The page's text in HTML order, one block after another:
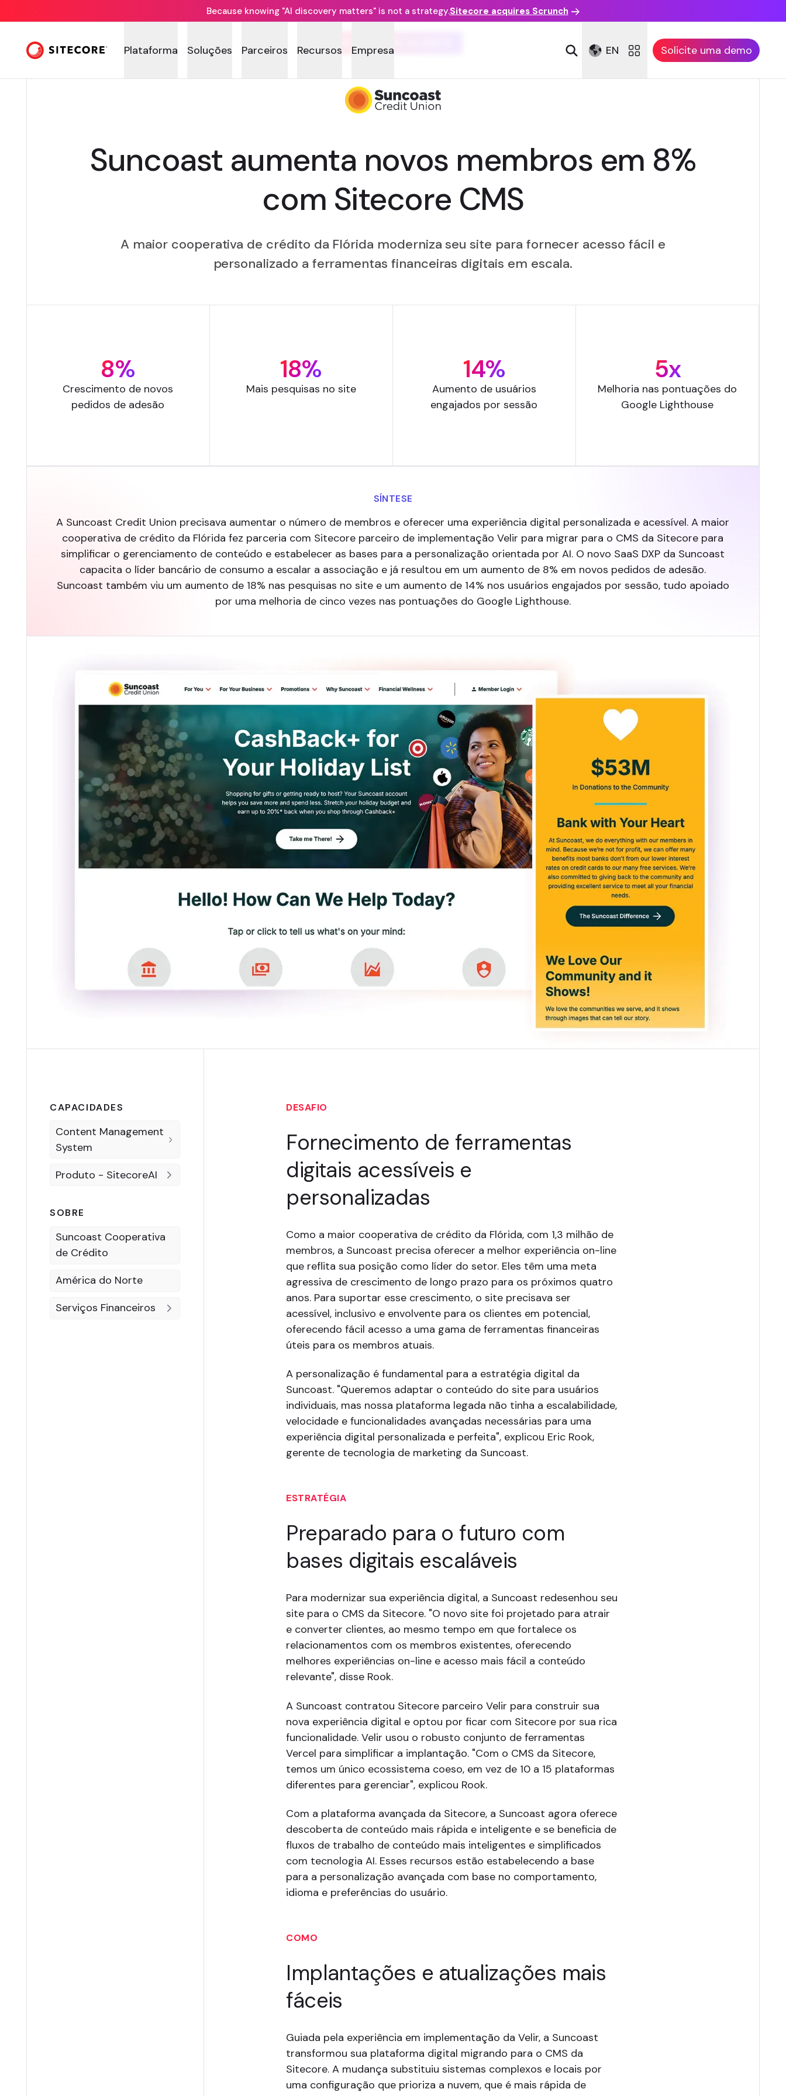
Because knowing "AI discovery matters" is not a strategy.Sitecore acquires Scrunch
Plataforma Soluções Parceiros Recursos Empresa EN Solicite uma demo
Suncoast aumenta novos membros em 8%
com Sitecore CMS
A maior cooperativa de crédito da Flórida moderniza seu site para fornecer acesso fácil e
personalizado a ferramentas financeiras digitais em escala.
8%
Crescimento de novos
pedidos de adesão
18%
Mais pesquisas no site
14%
Aumento de usuários
engajados por sessão
5x
Melhoria nas pontuações do
Google Lighthouse
SÍNTESE
A Suncoast Credit Union precisava aumentar o número de membros e oferecer uma experiência digital personalizada e acessível. A maior
cooperativa de crédito da Flórida fez parceria com Sitecore parceiro de implementação Velir para migrar para o CMS da Sitecore para
simplificar o gerenciamento de conteúdo e estabelecer as bases para a personalização orientada por AI. O novo SaaS DXP da Suncoast
capacita o líder bancário de consumo a escalar a associação e já resultou em um aumento de 8% em novos pedidos de adesão.
Suncoast também viu um aumento de 18% nas pesquisas no site e um aumento de 14% nos usuários engajados por sessão, tudo apoiado
por uma melhoria de cinco vezes nas pontuações do Google Lighthouse.
CAPACIDADES
Content Management
System
Produto - SitecoreAI
SOBRE
Suncoast Cooperativa
de Crédito
América do Norte
Serviços Financeiros
DESAFIO
Fornecimento de ferramentas
digitais acessíveis e
personalizadas
Como a maior cooperativa de crédito da Flórida, com 1,3 milhão de
membros, a Suncoast precisa oferecer a melhor experiência on-line
que reflita sua posição como líder do setor. Eles têm uma meta
agressiva de crescimento de longo prazo para os próximos quatro
anos. Para suportar esse crescimento, o site precisava ser
acessível, inclusivo e envolvente para os clientes em potencial,
oferecendo fácil acesso a uma gama de ferramentas financeiras
úteis para os membros atuais.
A personalização é fundamental para a estratégia digital da
Suncoast. "Queremos adaptar o conteúdo do site para usuários
individuais, mas nossa plataforma legada não tinha a escalabilidade,
velocidade e funcionalidades avançadas necessárias para uma
experiência digital personalizada e perfeita", explicou Eric Rook,
gerente de tecnologia de marketing da Suncoast.
ESTRATÉGIA
Preparado para o futuro com
bases digitais escaláveis
Para modernizar sua experiência digital, a Suncoast redesenhou seu
site para o CMS da Sitecore. "O novo site foi projetado para atrair
e converter clientes, ao mesmo tempo em que fortalece os
relacionamentos com os membros existentes, oferecendo
melhores experiências on-line e acesso mais fácil a conteúdo
relevante", disse Rook.
A Suncoast contratou Sitecore parceiro Velir para construir sua
nova experiência digital e optou por ficar com Sitecore por sua rica
funcionalidade. Velir usou o robusto conjunto de ferramentas
Vercel para simplificar a implantação. "Com o CMS da Sitecore,
temos um único ecossistema coeso, em vez de 10 a 15 plataformas
diferentes para gerenciar", explicou Rook.
Com a plataforma avançada da Sitecore, a Suncoast agora oferece
descoberta de conteúdo mais rápida e inteligente e se beneficia de
fluxos de trabalho de conteúdo mais inteligentes e simplificados
com tecnologia AI. Esses recursos estão estabelecendo a base
para a personalização avançada com base no comportamento,
idioma e preferências do usuário.
COMO
Implantações e atualizações mais
fáceis
Guiada pela experiência em implementação da Velir, a Suncoast
transformou sua plataforma digital migrando para o CMS da
Sitecore. A mudança substituiu sistemas complexos e locais por
uma configuração que prioriza a nuvem, que é mais rápida de